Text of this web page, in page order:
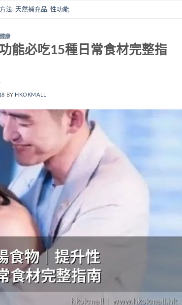
法, 天然補充品, 性功能
康
能必吃15種日常食材完整指
BY HKOKMALL